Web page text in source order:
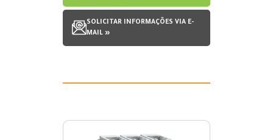
SOLICITAR INFORMAÇÕES VIA E-
MAIL »